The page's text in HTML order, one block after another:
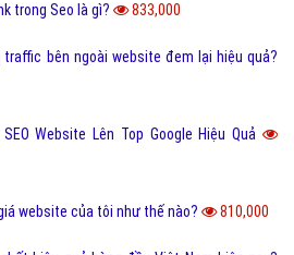
trong Seo là gì? 833,000
bên ngoài website đem lại hiệu quả?
Website Lên Top Google Hiệu Quả
website của tôi như thế nào? 810,000